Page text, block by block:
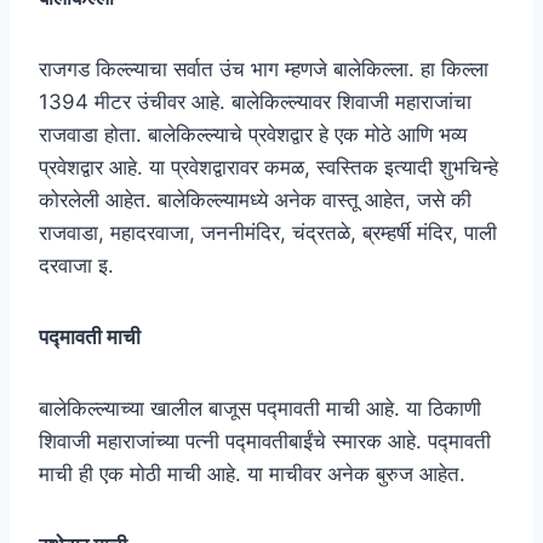
राजगड किल्ल्याचा सर्वात उंच भाग म्हणजे बालेकिल्ला. हा किल्ला
1394 मीटर उंचीवर आहे. बालेकिल्ल्यावर शिवाजी महाराजांचा
राजवाडा होता. बालेकिल्ल्याचे प्रवेशद्वार हे एक मोठे आणि भव्य
प्रवेशद्वार आहे. या प्रवेशद्वारावर कमळ, स्वस्तिक इत्यादी शुभचिन्हे
कोरलेली आहेत. बालेकिल्ल्यामध्ये अनेक वास्तू आहेत, जसे की
राजवाडा, महादरवाजा, जननीमंदिर, चंद्रतळे, ब्रम्हर्षी मंदिर, पाली
दरवाजा इ.
पद्मावती माची
बालेकिल्ल्याच्या खालील बाजूस पद्मावती माची आहे. या ठिकाणी
शिवाजी महाराजांच्या पत्नी पद्मावतीबाईंचे स्मारक आहे. पद्मावती
माची ही एक मोठी माची आहे. या माचीवर अनेक बुरुज आहेत.